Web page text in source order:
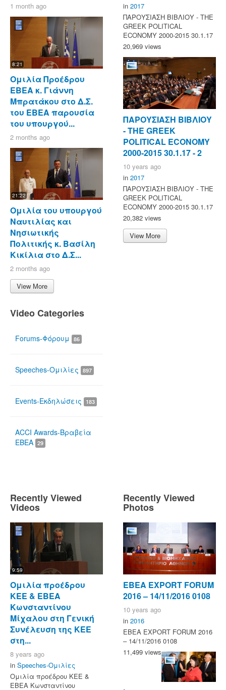
1 month ago
8:21
Ομιλία Προέδρου
ΕΒΕΑ κ. Γιάννη
Μπρατάκου στο Δ.Σ.
του ΕΒΕΑ παρουσία
του υπουργού...
2 months ago
21:22
Ομιλία του υπουργού
Ναυτιλίας και
Νησιωτικής
Πολιτικής κ. Βασίλη
Κικίλια στο Δ.Σ...
2 months ago
View More
Video Categories
Forums-Φόρουμ 86
Speeches-Ομιλίες 897
Events-Εκδηλώσεις 183
ACCI Awards-Βραβεία
ΕΒΕΑ 29
in 2017
ΠΑΡΟΥΣΙΑΣΗ ΒΙΒΛΙΟΥ - ΤΗΕ
GREEK POLITICAL
ECONOMY 2000-2015 30.1.17
20,969 views
ΠΑΡΟΥΣΙΑΣΗ ΒΙΒΛΙΟΥ
- ΤΗΕ GREEK
POLITICAL ECONOMY
2000-2015 30.1.17 - 2
10 years ago
in 2017
ΠΑΡΟΥΣΙΑΣΗ ΒΙΒΛΙΟΥ - ΤΗΕ
GREEK POLITICAL
ECONOMY 2000-2015 30.1.17
20,382 views
View More
Recently Viewed
Videos
9:59
Ομιλία προέδρου
ΚΕΕ & ΕΒΕΑ
Κωνσταντίνου
Μίχαλου στη Γενική
Συνέλευση της ΚΕΕ
στη...
8 years ago
in Speeches-Ομιλίες
Ομιλία προέδρου ΚΕΕ &
ΕΒΕΑ Κωνσταντίνου
Recently Viewed
Photos
ΕΒΕΑ EXPORT FORUM
2016 – 14/11/2016 0108
10 years ago
in 2016
ΕΒΕΑ EXPORT FORUM 2016
– 14/11/2016 0108
11,499 views